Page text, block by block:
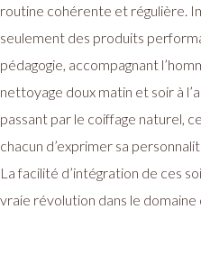
routine cohérente et régulière.
seulement des produits
pédagogie, accompagnant
nettoyage doux matin et soir à
passant par le coiffage naturel,
chacun d’exprimer sa
La facilité d’intégration de ces
vraie révolution dans le domaine